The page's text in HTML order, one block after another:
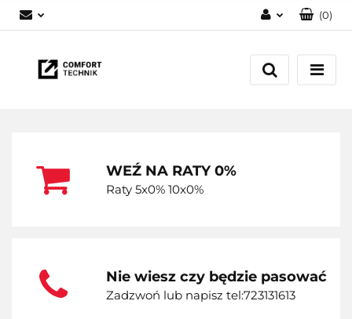
Zaloguj się
Zarejestruj się
(0)
WEŹ NA RATY 0%
Raty 5x0% 10x0%
Nie wiesz czy będzie pasować
Zadzwoń lub napisz tel:723131613